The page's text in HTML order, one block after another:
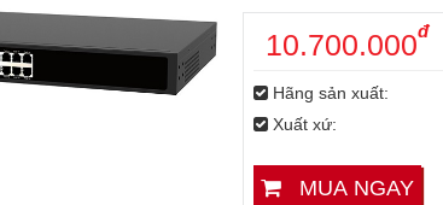
10.700.000đ
Hãng sản xuất:
Xuất xứ:
MUA NGAY